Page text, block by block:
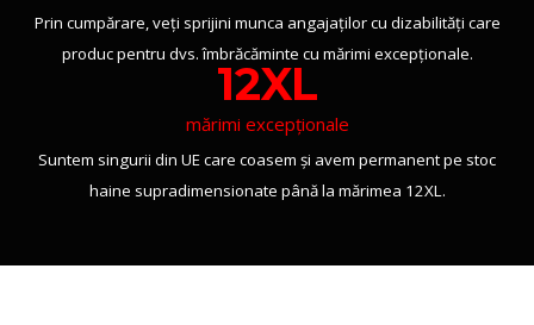
Prin cumpărare, veți sprijini munca angajaților cu dizabilități care
produc pentru dvs. îmbrăcăminte cu mărimi excepționale.
12XL
mărimi excepționale
Suntem singurii din UE care coasem și avem permanent pe stoc
haine supradimensionate până la mărimea 12XL.